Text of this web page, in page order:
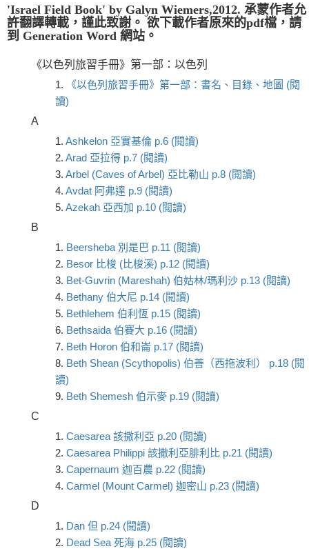
'Israel Field Book' by Galyn Wiemers,2012. 承蒙作者允
許翻譯轉載，謹此致謝。 欲下載作者原來的pdf檔，請
到 Generation Word 網站。
《以色列旅習手冊》第一部：以色列
1.
《以色列旅習手冊》第一部：書名、目錄、地圖 (閱
讀)
A
1. Ashkelon 亞實基倫 p.6 (閱讀)
2. Arad 亞拉得 p.7 (閱讀)
3. Arbel (Caves of Arbel) 亞比勒山 p.8 (閱讀)
4. Avdat 阿弗達 p.9 (閱讀)
5. Azekah 亞西加 p.10 (閱讀)
B
1. Beersheba 別是巴 p.11 (閱讀)
2. Besor 比梭 (比梭溪) p.12 (閱讀)
3. Bet-Guvrin (Mareshah) 伯姑林/瑪利沙 p.13 (閱讀)
4. Bethany 伯大尼 p.14 (閱讀)
5. Bethlehem 伯利恆 p.15 (閱讀)
6. Bethsaida 伯賽大 p.16 (閱讀)
7. Beth Horon 伯和崙 p.17 (閱讀)
8. Beth Shean (Scythopolis) 伯善（西拖波利） p.18 (閱
讀)
9. Beth Shemesh 伯示麥 p.19 (閱讀)
C
1. Caesarea 該撒利亞 p.20 (閱讀)
2. Caesarea Philippi 該撒利亞腓利比 p.21 (閱讀)
3. Capernaum 迦百農 p.22 (閱讀)
4. Carmel (Mount Carmel) 迦密山 p.23 (閱讀)
D
1. Dan 但 p.24 (閱讀)
2. Dead Sea 死海 p.25 (閱讀)